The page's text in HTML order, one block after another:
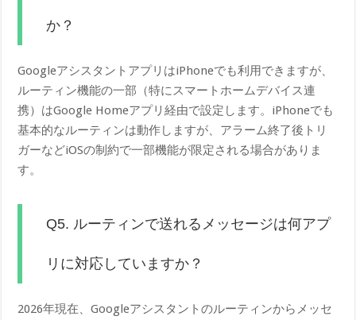
か？
GoogleアシスタントアプリはiPhoneでも利用できますが、
ルーティン機能の一部（特にスマートホームデバイス連
携）はGoogle Homeアプリ経由で設定します。iPhoneでも
基本的なルーティンは動作しますが、アラーム終了後トリ
ガーなどiOSの制約で一部機能が限定される場合がありま
す。
Q5. ルーティンで送れるメッセージは何アプ
リに対応していますか？
2026年現在、Googleアシスタントのルーティンからメッセ